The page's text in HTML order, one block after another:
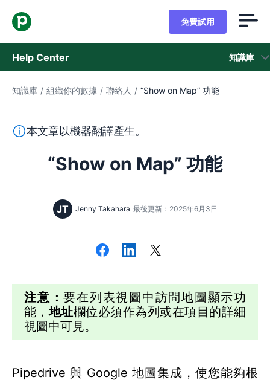
免費試用
Help Center 知識庫
知識庫
狀態
知識庫 / 組織你的數據 / 聯絡人 / “Show on Map” 功能
本段文字係以機器翻譯工具由英文翻譯而來，尚未經由真
本文章以機器翻譯產生。
“Show on Map” 功能
JT Jenny Takahara 最後更新：2025年6月3日
注意：要在列表視圖中訪問地圖顯示功
能，地址欄位必須作為列或在項目的詳細
視圖中可見。
Pipedrive 與 Google 地圖集成，使您能夠根